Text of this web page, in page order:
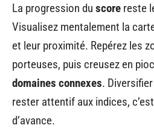
La progression du score reste
Visualisez mentalement la
et leur proximité. Repérez les
porteuses, puis creusez en
domaines connexes.
rester attentif aux indices,
d’avance.